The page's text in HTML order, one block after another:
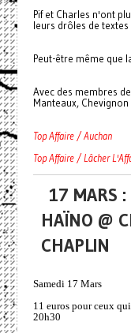
Pif et Charles n'ont
leurs drôles de textes
Peut-être même que
Avec des membres
Manteaux, Chevignon
Top Affaire / Auchan
Top Affaire / Lâcher
17 MARS
HAÏNO @
CHAPLIN
Samedi 17 Mars
11 euros pour ceux
20h30